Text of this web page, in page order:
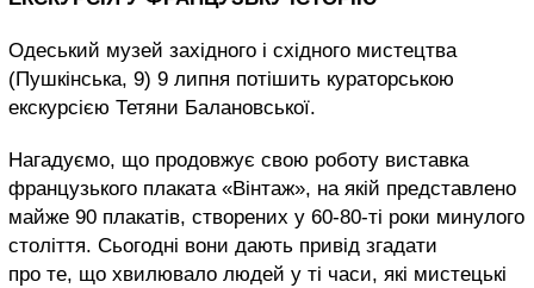
Одеський музей західного і східного мистецтва
(Пушкінська, 9) 9 липня потішить кураторською
екскурсією Тетяни Балановської.
Нагадуємо, що продовжує свою роботу виставка
французького плаката «Вінтаж», на якій представлено
майже 90 плакатів, створених у 60-80-ті роки минулого
століття. Сьогодні вони дають привід згадати
про те, що хвилювало людей у ті часи, які мистецькі